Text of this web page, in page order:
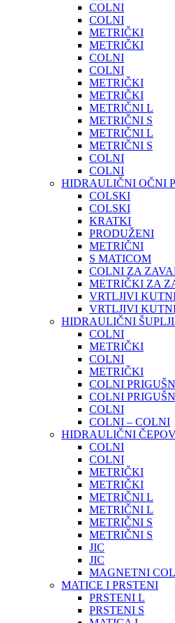
COLNI
COLNI
METRIČKI
METRIČKI
COLNI
COLNI
METRIČKI
METRIČKI
METRIČNI L
METRIČNI S
METRIČNI L
METRIČNI S
COLNI
COLNI
HIDRAULIČNI OČNI
COLSKI
COLSKI
KRATKI
PRODUŽENI
METRIČNI
S MATICOM
COLNI ZA
METRIČKI ZA
VRTLJIVI
VRTLJIVI
HIDRAULIČNI
COLNI
METRIČKI
COLNI
METRIČKI
COLNI
COLNI
COLNI
COLNI – COLNI
HIDRAULIČNI
COLNI
COLNI
METRIČKI
METRIČKI
METRIČNI L
METRIČNI L
METRIČNI S
METRIČNI S
JIC
JIC
MAGNETNI
MATICE I PRSTENI
PRSTENI L
PRSTENI S